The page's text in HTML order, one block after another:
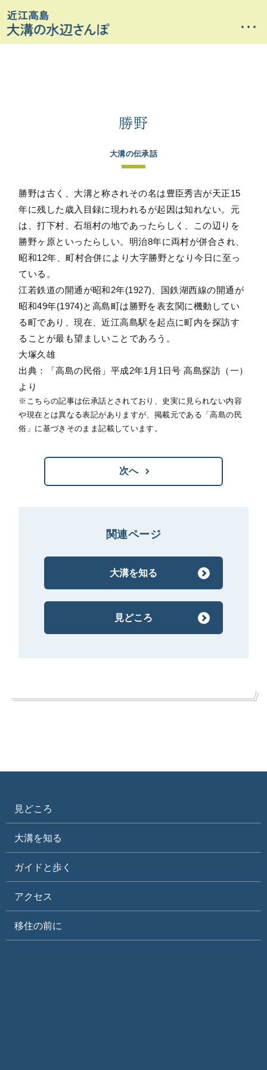
…
勝野
大溝の伝承話
勝野は古く、大溝と称されその名は豊臣秀吉が天正15
年に残した歳入目録に現われるが起因は知れない。元
は、打下村、石垣村の地であったらしく、この辺りを
勝野ヶ原といったらしい。明治8年に両村が併合され、
昭和12年、町村合併により大字勝野となり今日に至っ
ている。
江若鉄道の開通が昭和2年(1927)、国鉄湖西線の開通が
昭和49年(1974)と高島町は勝野を表玄関に機動してい
る町であり、現在、近江高島駅を起点に町内を探訪す
ることが最も望ましいことであろう。
大塚久雄
出典：「高島の民俗」平成2年1月1日号 高島探訪（一）
より
※こちらの記事は伝承話とされており、史実に見られない内容
や現在とは異なる表記がありますが、掲載元である「高島の民
俗」に基づきそのまま記載しています。
次へ
関連ページ
大溝を知る
見どころ
見どころ
大溝を知る
ガイドと歩く
アクセス
移住の前に